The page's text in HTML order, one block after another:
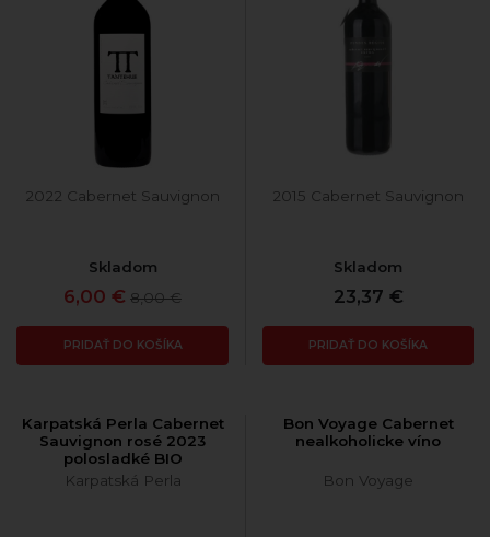
2022 Cabernet Sauvignon
Skladom
6,00 € 8,00 €
PRIDAŤ DO KOŠÍKA
2015 Cabernet Sauvignon
Skladom
23,37 €
PRIDAŤ DO KOŠÍKA
Karpatská Perla Cabernet
Sauvignon rosé 2023
polosladké BIO
Karpatská Perla
Bon Voyage Cabernet
nealkoholicke víno
Bon Voyage